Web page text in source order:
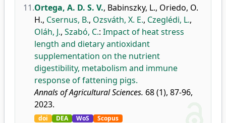
11.Ortega, A. D. S. V., Babinszky, L., Oriedo, O.
H., Csernus, B., Ozsváth, X. E., Czeglédi, L.,
Oláh, J., Szabó, C.: Impact of heat stress
length and dietary antioxidant
supplementation on the nutrient
digestibility, metabolism and immune
response of fattening pigs.
Annals of Agricultural Sciences. 68 (1), 87-96,
2023.
doi DEA WoS Scopus